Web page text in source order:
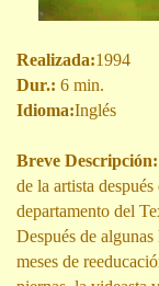
Realizada:1994
Dur.: 6 min.
Idioma:Inglés
Breve Descripción:
de la artista
departamento del
Después de algunas
meses de